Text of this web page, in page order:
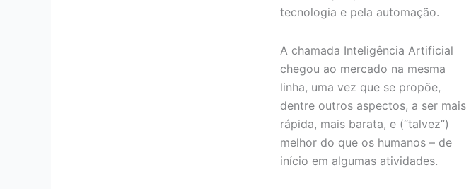
tecnologia e pela automação.
A chamada Inteligência Artificial
chegou ao mercado na mesma
linha, uma vez que se propõe,
dentre outros aspectos, a ser mais
rápida, mais barata, e (“talvez”)
melhor do que os humanos – de
início em algumas atividades.